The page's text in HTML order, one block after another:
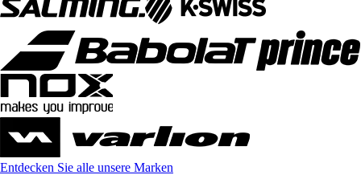
Entdecken Sie alle unsere Marken